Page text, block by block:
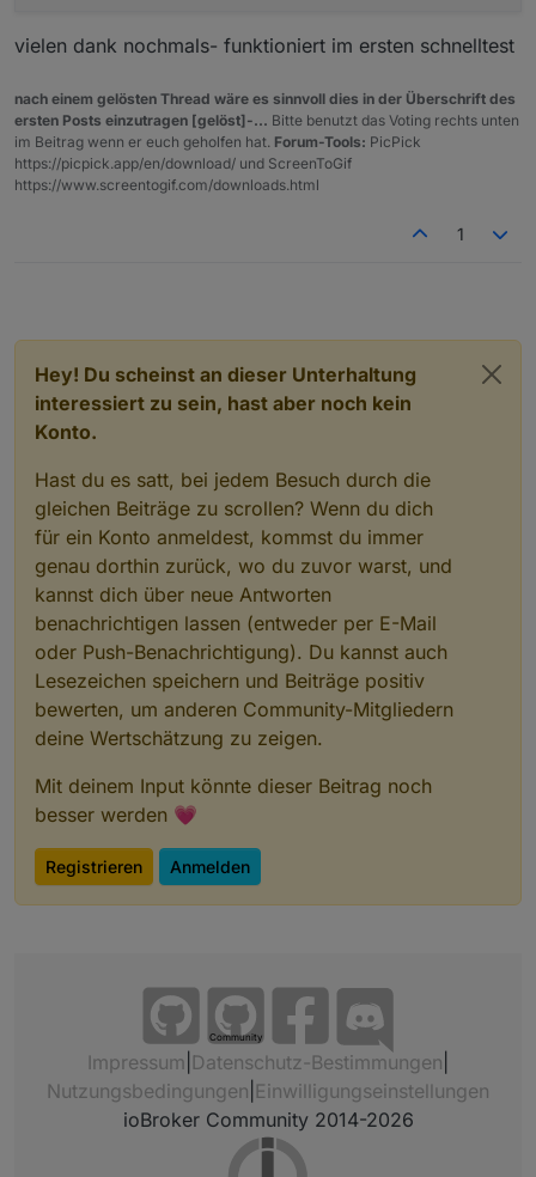
vielen dank nochmals- funktioniert im ersten schnelltest
nach einem gelösten Thread wäre es sinnvoll dies in der Überschrift des
ersten Posts einzutragen [gelöst]-... Bitte benutzt das Voting rechts unten
im Beitrag wenn er euch geholfen hat. Forum-Tools: PicPick
https://picpick.app/en/download/ und ScreenToGif
https://www.screentogif.com/downloads.html
1
Hey! Du scheinst an dieser Unterhaltung
interessiert zu sein, hast aber noch kein
Konto.
Hast du es satt, bei jedem Besuch durch die
gleichen Beiträge zu scrollen? Wenn du dich
für ein Konto anmeldest, kommst du immer
genau dorthin zurück, wo du zuvor warst, und
kannst dich über neue Antworten
benachrichtigen lassen (entweder per E-Mail
oder Push-Benachrichtigung). Du kannst auch
Lesezeichen speichern und Beiträge positiv
bewerten, um anderen Community-Mitgliedern
deine Wertschätzung zu zeigen.
Mit deinem Input könnte dieser Beitrag noch
besser werden 💗
Registrieren Anmelden
Community
Impressum Datenschutz-Bestimmungen
Nutzungsbedingungen Einwilligungseinstellungen
ioBroker Community 2014-2026